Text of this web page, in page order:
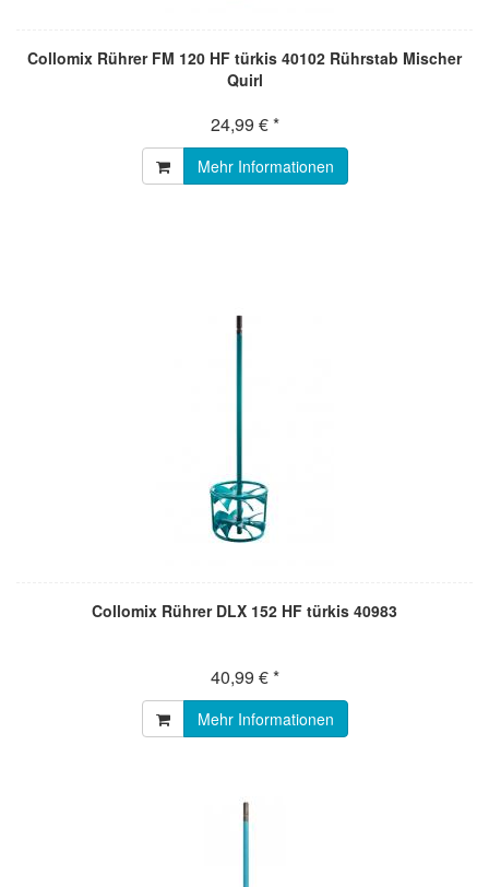
Collomix Rührer FM 120 HF türkis 40102 Rührstab Mischer
Quirl
24,99 € *
Mehr Informationen
Collomix Rührer DLX 152 HF türkis 40983
40,99 € *
Mehr Informationen